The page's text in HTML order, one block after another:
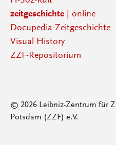
zeitgeschichte| online
Docupedia-Zeitgeschichte
Visual History
ZZF-Repositorium
© 2026 Leibniz-Zentrum für
Potsdam (ZZF) e.V.